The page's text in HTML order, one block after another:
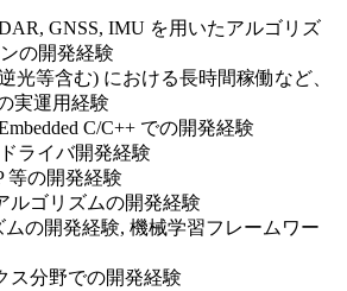
GNSS, IMU を用いたアルゴリズ
の開発経験
光等含む) における長時間稼働など、
実運用経験
C/C++ での開発経験
ライバ開発経験
等の開発経験
ルゴリズムの開発経験
の開発経験, 機械学習フレームワー
ス分野での開発経験